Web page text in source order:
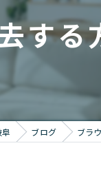
する
ブログ ブラ